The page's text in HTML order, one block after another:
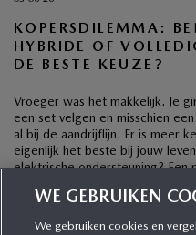
KOPERSDILEMMA:
HYBRIDE OF
DE BESTE KEUZE?
Vroeger was het makkelijk. Je
een set velgen en misschien
al bij de aandrijflijn. Er is meer
eigenlijk het beste bij jouw
elektrische ondersteuning?
WE GEBRUIKEN
We gebruiken cookies en